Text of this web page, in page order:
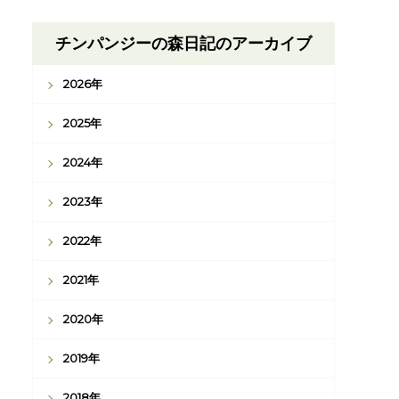
チンパンジーの森日記のアーカイブ
2026年
2025年
2024年
2023年
2022年
2021年
2020年
2019年